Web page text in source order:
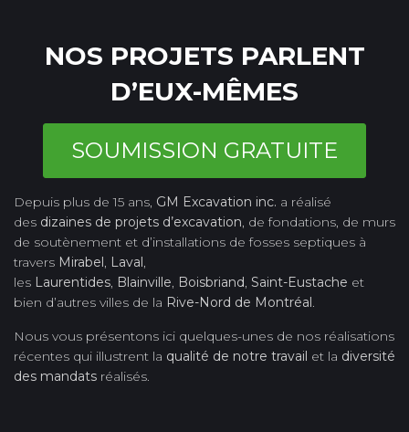
NOS PROJETS PARLENT
D’EUX-MÊMES
SOUMISSION GRATUITE
Depuis plus de 15 ans, GM Excavation inc. a réalisé
des dizaines de projets d’excavation, de fondations, de murs
de soutènement et d’installations de fosses septiques à
travers Mirabel, Laval,
les Laurentides, Blainville, Boisbriand, Saint-Eustache et
bien d’autres villes de la Rive-Nord de Montréal.
Nous vous présentons ici quelques-unes de nos réalisations
récentes qui illustrent la qualité de notre travail et la diversité
des mandats réalisés.